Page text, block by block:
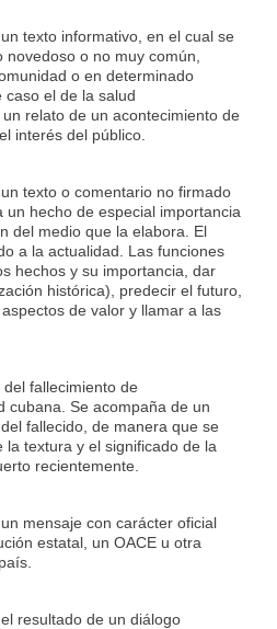
texto informativo, en el cual se
o no muy común,
o en determinado
el de la salud
relato de un acontecimiento de
interés del público.
texto o comentario no firmado
un hecho de especial importancia
del medio que la elabora. El
a la actualidad. Las funciones
hechos y su importancia, dar
histórica), predecir el futuro,
de valor y llamar a las
fallecimiento de
cubana. Se acompaña de un
fallecido, de manera que se
textura y el significado de la
recientemente.
mensaje con carácter oficial
estatal, un OACE u otra
resultado de un diálogo